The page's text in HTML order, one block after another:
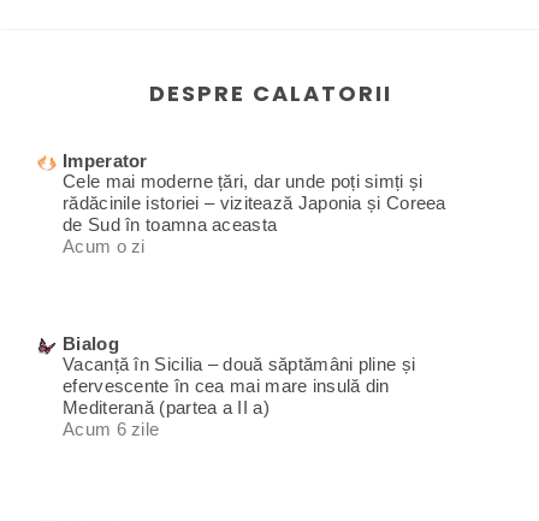
DESPRE CALATORII
Imperator
Cele mai moderne țări, dar unde poți simți și
rădăcinile istoriei – vizitează Japonia și Coreea
de Sud în toamna aceasta
Acum o zi
Bialog
Vacanță în Sicilia – două săptămâni pline și
efervescente în cea mai mare insulă din
Mediterană (partea a II a)
Acum 6 zile